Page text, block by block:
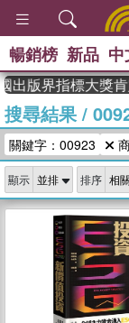
暢銷榜 新品
出版界指標大獎肯
搜尋結果/
關鍵字：00923
顯示 排序